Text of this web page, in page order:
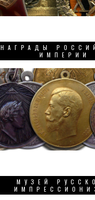
НАГРАДЫ
ИМПЕРИИ
МУЗЕЙ